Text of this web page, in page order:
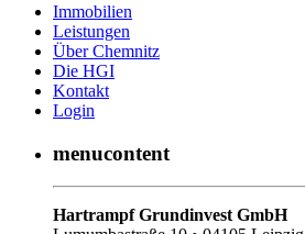
Immobilien
Leistungen
Über Chemnitz
Die HGI
Kontakt
Login
menucontent
Hartrampf Grundinvest GmbH